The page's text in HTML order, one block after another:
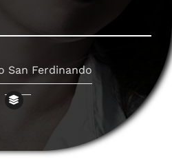
San Ferdinando